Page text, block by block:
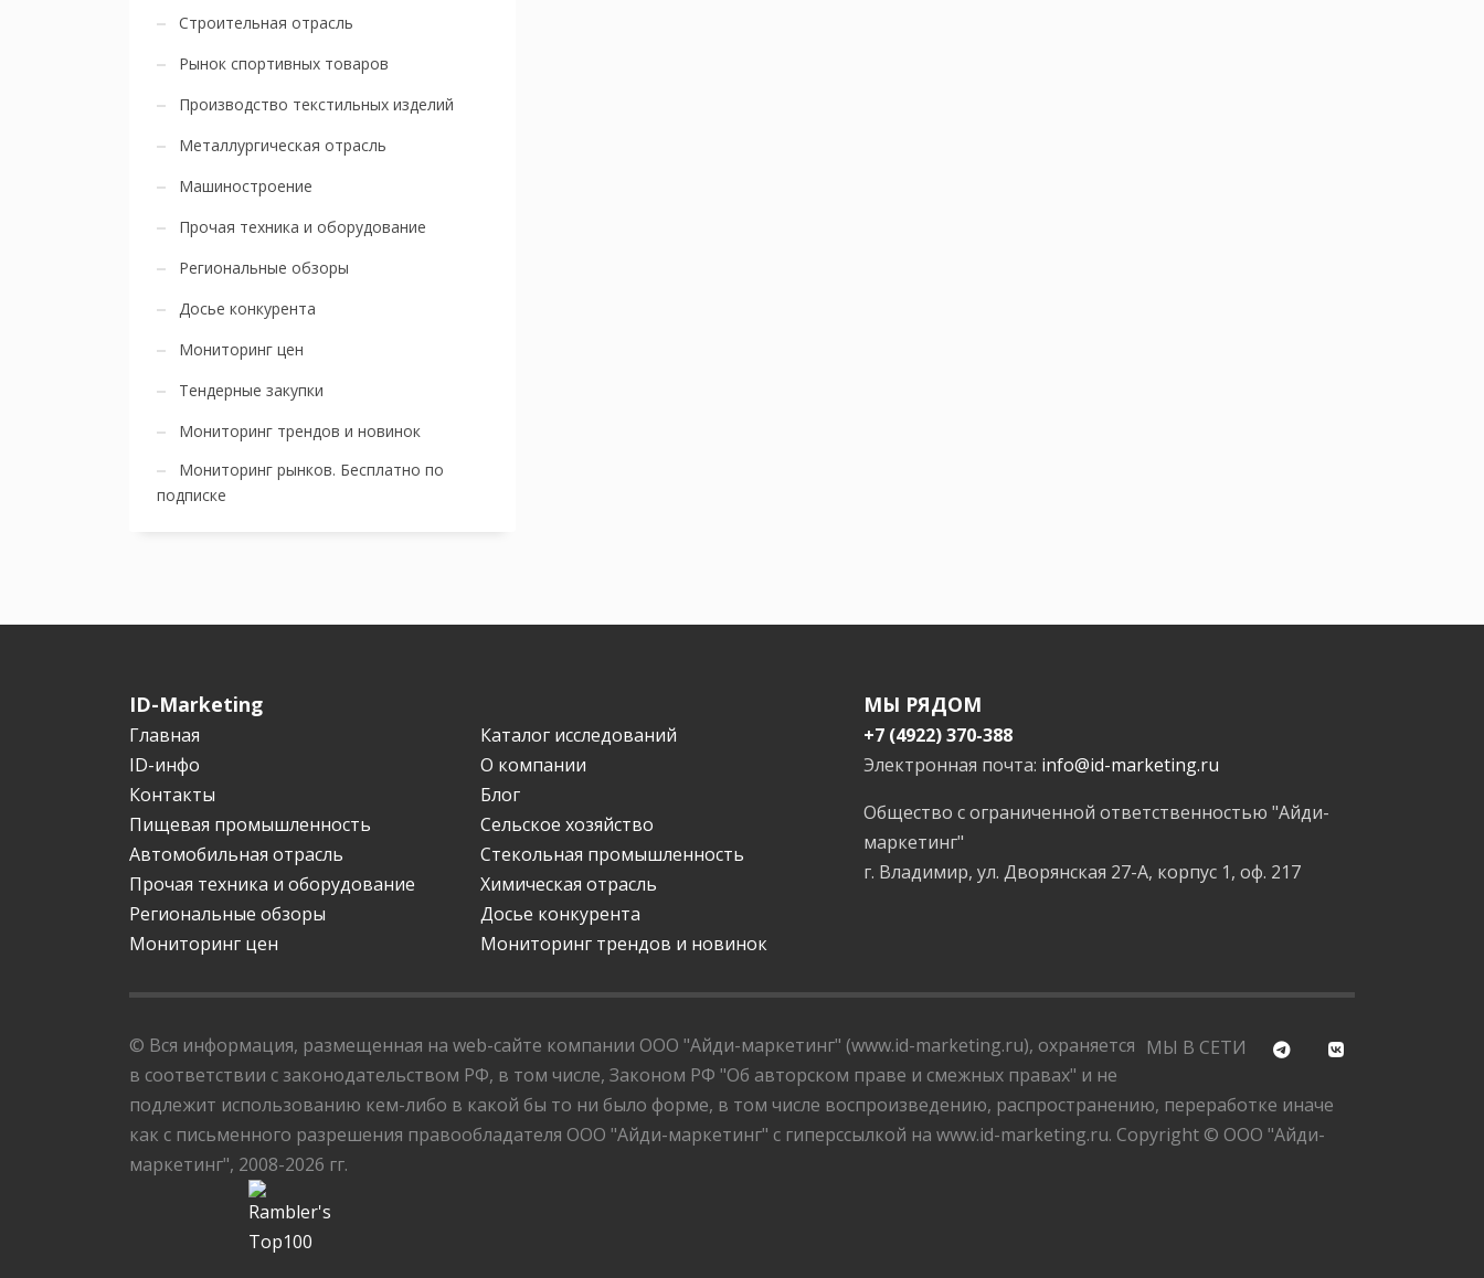
Строительная отрасль
Рынок спортивных товаров
Производство текстильных изделий
Металлургическая отрасль
Машиностроение
Прочая техника и оборудование
Региональные обзоры
Досье конкурента
Мониторинг цен
Тендерные закупки
Мониторинг трендов и новинок
Мониторинг рынков. Бесплатно по
подписке
ID-Marketing
Главная
Каталог исследований
ID-инфо
О компании
Контакты
Блог
Пищевая промышленность
Сельское хозяйство
Автомобильная отрасль
Стекольная промышленность
Прочая техника и оборудование
Химическая отрасль
Региональные обзоры
Досье конкурента
Мониторинг цен
Мониторинг трендов и новинок
МЫ РЯДОМ
+7 (4922) 370-388
Электронная почта: info@id-marketing.ru
Общество с ограниченной ответственностью "Айди-
маркетинг"
г. Владимир, ул. Дворянская 27-А, корпус 1, оф. 217
МЫ В СЕТИ
© Вся информация, размещенная на web-сайте компании ООО "Айди-маркетинг" (www.id-marketing.ru), охраняется
в соответствии с законодательством РФ, в том числе, Законом РФ "Об авторском праве и смежных правах" и не
подлежит использованию кем-либо в какой бы то ни было форме, в том числе воспроизведению, распространению, переработке иначе
как с письменного разрешения правообладателя ООО "Айди-маркетинг" с гиперссылкой на www.id-marketing.ru. Copyright © ООО "Айди-
маркетинг", 2008-2026 гг.